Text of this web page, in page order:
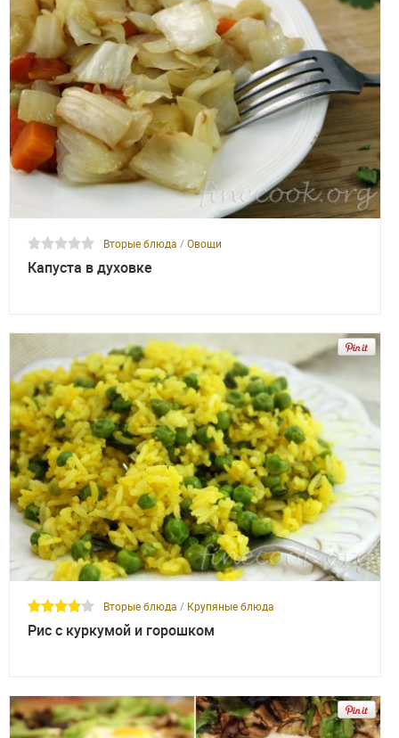
Вторые блюда /Овощи
Капуста в духовке
Вторые блюда / Крупяные блюда
Рис с куркумой и горошком